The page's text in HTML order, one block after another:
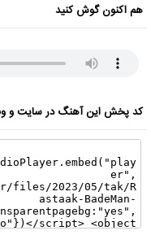
هم اکنون گوش کنید
کد پخش این آهنگ در سایت و